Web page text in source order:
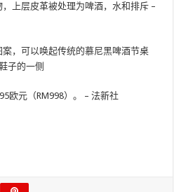
上层皮革被处理为啤酒，水和排斥 –
，可以唤起传统的慕尼黑啤酒节桌
子的一侧
欧元（RM998）。 – 法新社